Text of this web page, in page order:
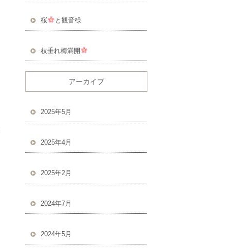
桜 と観音様
枝垂れ梅満開
アーカイブ
2025年5月
2025年4月
2025年2月
2024年7月
2024年5月